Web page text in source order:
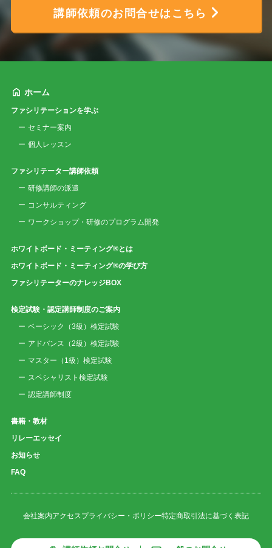
講師依頼のお問合せはこちら
ホーム
ファシリテーションを学ぶ
セミナー案内
個人レッスン
ファシリテーター講師依頼
研修講師の派遣
コンサルティング
ワークショップ・研修のプログラム開発
ホワイトボード・ミーティング®とは
ホワイトボード・ミーティング®の学び方
ファシリテーターのナレッジBOX
検定試験・認定講師制度のご案内
ベーシック（3級）検定試験
アドバンス（2級）検定試験
マスター（1級）検定試験
スペシャリスト検定試験
認定講師制度
書籍・教材
リレーエッセイ
お知らせ
FAQ
会社案内アクセスプライバシー・ポリシー特定商取引法に基づく表記